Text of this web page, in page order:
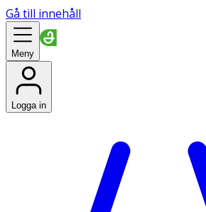
Gå till innehåll
Meny
Logga in